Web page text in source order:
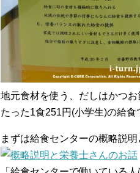
地元食材を使う、だしはかつ
たった1食251円(小学生)の給食
まずは給食センターの概略説